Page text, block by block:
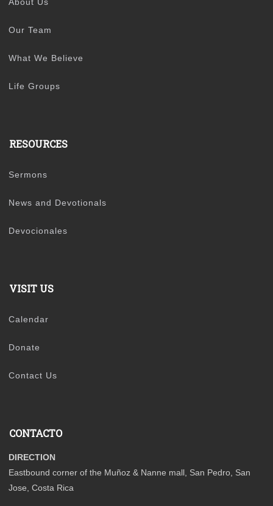
About Us
Our Team
What We Believe
Life Groups
RESOURCES
Sermons
News and Devotionals
Devocionales
VISIT US
Calendar
Donate
Contact Us
CONTACTO
DIRECTION
Eastbound corner of the Muñoz & Nanne mall, San Pedro, San
Jose, Costa Rica